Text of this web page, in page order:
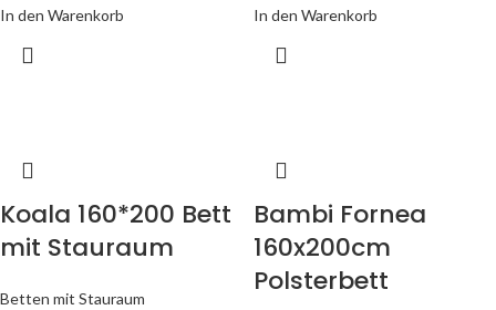
In den Warenkorb In den Warenkorb
Koala 160*200 Bett
mit Stauraum
Betten mit Stauraum
Bambi Fornea
160x200cm
Polsterbett